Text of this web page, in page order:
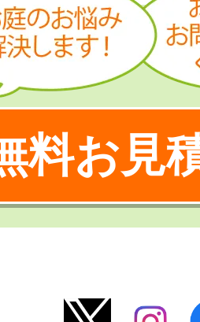
料お見